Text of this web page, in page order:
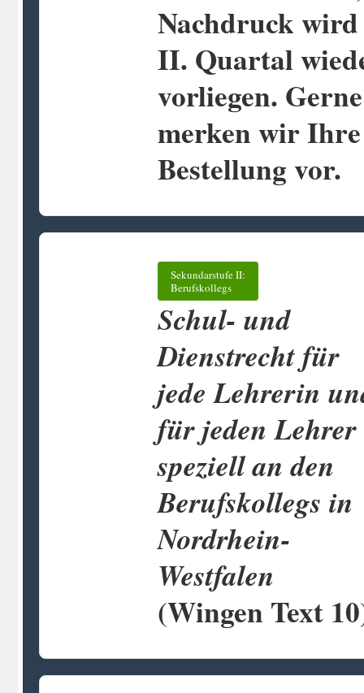
Nachdruck
II. Quartal
vorliegen. Gerne
merken wir Ihre
Bestellung vor.
Sekundarstufe II:
Berufskollegs
Schul- und
Dienstrecht für
jede Lehrerin
für jeden Lehrer
speziell an den
Berufskollegs in
Nordrhein-
Westfalen
(Wingen Text